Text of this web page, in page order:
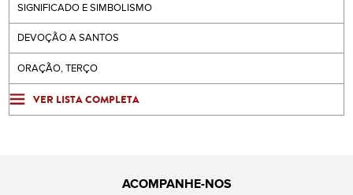
SIGNIFICADO E SIMBOLISMO
DEVOÇÃO A SANTOS
ORAÇÃO, TERÇO
VER LISTA COMPLETA
ACOMPANHE-NOS